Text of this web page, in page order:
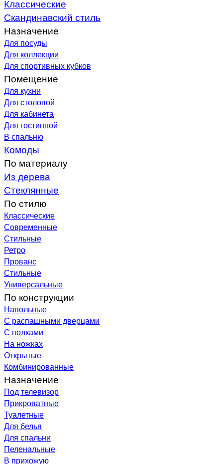
Классические
Скандинавский стиль
Назначение
Для посуды
Для коллекции
Для спортивных кубков
Помещение
Для кухни
Для столовой
Для кабинета
Для гостинной
В спальню
Комоды
По материалу
Из дерева
Стеклянные
По стилю
Классические
Современные
Стильные
Ретро
Прованс
Стильные
Универсальные
По конструкции
Напольные
С распашными дверцами
С полками
На ножках
Открытые
Комбинированные
Назначение
Под телевизор
Прикроватные
Туалетные
Для белья
Для спальни
Пеленальные
В прихожую